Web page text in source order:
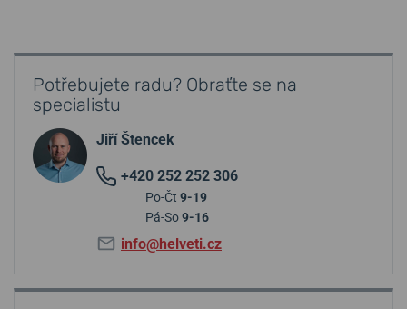
Potřebujete radu? Obraťte se na
specialistu
Jiří Štencek
+420 252 252 306
Po-Čt 9-19
Pá-So9-16
info@helveti.cz